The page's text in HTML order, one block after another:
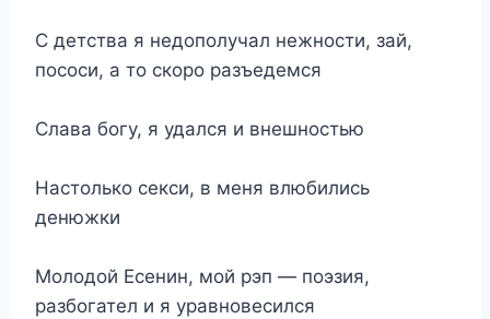
С детства я недополучал нежности, зай,
пососи, а то скоро разъедемся
Слава богу, я удался и внешностью
Настолько секси, в меня влюбились
денюжки
Молодой Есенин, мой рэп — поэзия,
разбогател и я уравновесился